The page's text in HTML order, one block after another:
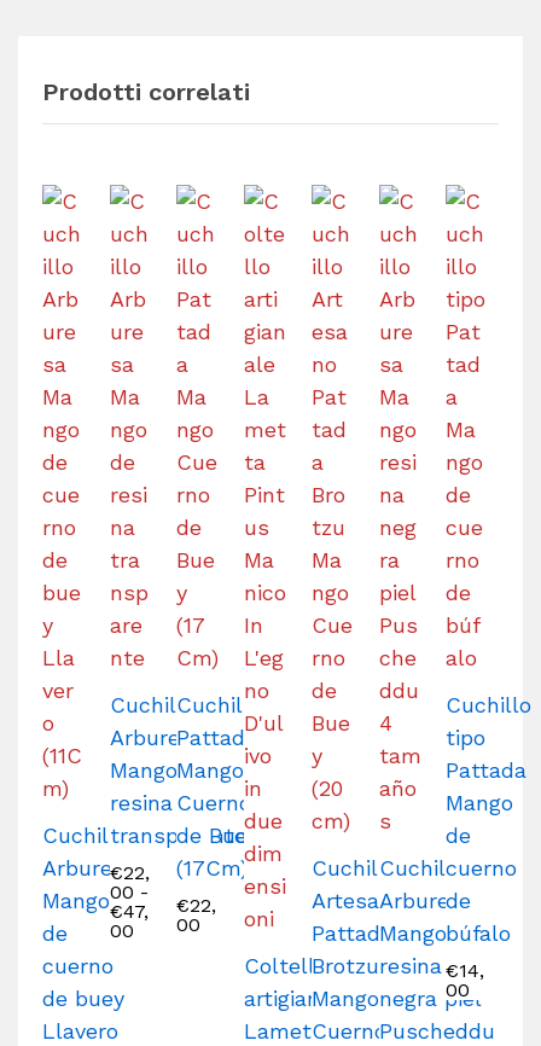
Prodotti correlati
Cuchillo
Arburesa
Mango
de
cuerno
de buey
Llavero
Cuchillo
Arburesa
Mango de
resina
transparente
€22,
00 -
€47,
00
Cuchillo
Pattada
Mango
Cuerno
de Buey
(17Cm)
€22,
00
Coltello
artigianale
Lametta
Cuchillo
Artesano
Pattada
Brotzu
Mango
Cuerno
Cuchillo
Arburesa
Mango
resina
negra piel
Puscheddu
Cuchillo
tipo
Pattada
Mango
de
cuerno
de
búfalo
€14,
00